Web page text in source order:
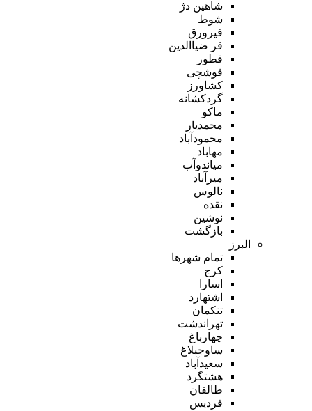
شاهین دژ
شوط
فیرورق
قر ضیاالدین
قطور
قوشچی
کشاورز
گردکشانه
ماکو
محمدیار
محمودآباد
مهاباد
میاندوآب
میرآباد
نالوس
نقده
نوشین
بازگشت
البرز
تمام شهر‌ها
کرج
اسارا
اشتهارد
تنکمان
تهراندشت
چهارباغ
ساوجبلاغ
سعیدآباد
هشتگرد
طالقان
فردیس